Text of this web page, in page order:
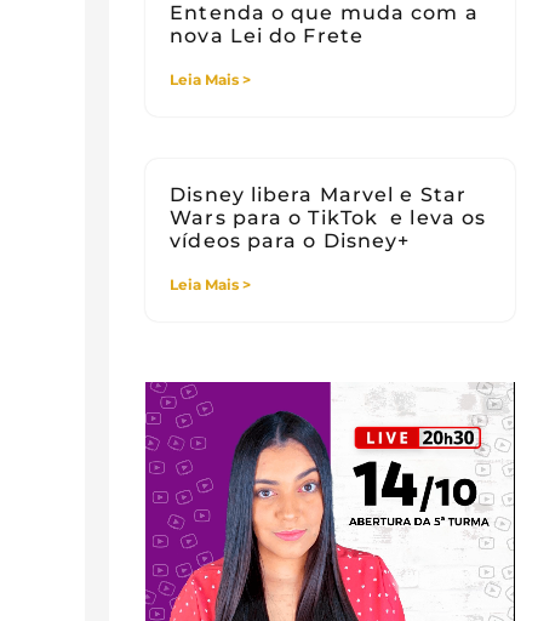
Entenda o que muda com a
nova Lei do Frete
Leia Mais >
Disney libera Marvel e Star
Wars para o TikTok e leva os
vídeos para o Disney+
Leia Mais >